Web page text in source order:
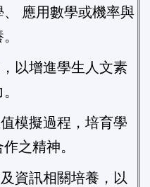
應用數學或機率與
以增進學生人文素
模擬過程，培育學
之精神。
資訊相關培養，以